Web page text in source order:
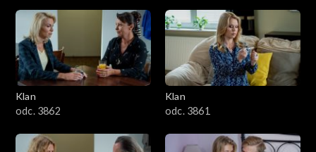
Klan
odc. 3862
Klan
odc. 3861